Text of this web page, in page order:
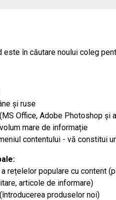
este în căutare noului coleg
și ruse
Office, Adobe Photoshop și
mare de informație
contentului - vă constitui
rețelelor populare cu content
articole de informare)
produselor noi)